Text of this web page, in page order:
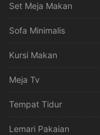
Set Meja Makan
Sofa Minimalis
Kursi Makan
Meja Tv
Tempat Tidur
Lemari Pakaian